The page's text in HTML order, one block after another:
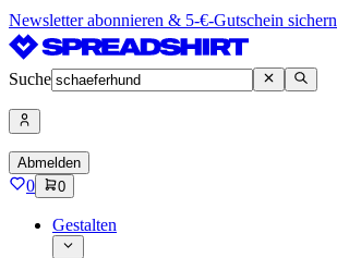
Newsletter abonnieren & 5-€-Gutschein sichern
Suche
Abmelden
0 0
Gestalten